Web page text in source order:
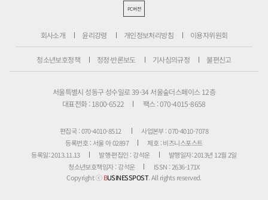
PC버전
회사소개 윤리강령 개인정보처리방침 이용자위원회
청소년보호정책 정정·반론보도 기사심의규정 불편신고
서울특별시 성동구 성수일로 39-34 서울숲더스페이스 12층
대표전화 : 1800-6522
팩스 : 070-4015-8658
편집국 : 070-4010-8512
사업본부 : 070-4010-7078
등록번호 : 서울 아 02897
제호 : 비즈니스포스트
등록일: 2013.11.13
발행·편집인 : 강석운
발행일자: 2013년 12월 2일
청소년보호책임자 : 강석운
ISSN : 2636-171X
Copyright ⓒBUSINESSPOST. All rights reserved.